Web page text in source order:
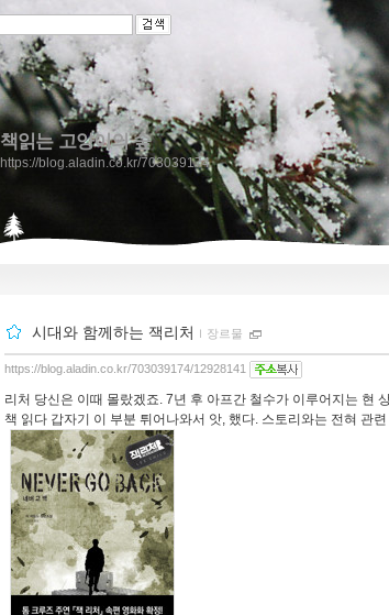
책읽는 고양이의 숲
https://blog.aladin.co.kr/703039174
시대와 함께하는 잭리처 ｌ 장르물
https://blog.aladin.co.kr/703039174/12928141
리처 당신은 이때 몰랐겠죠. 7년 후 아프간 철수가 이루어지는 현
책 읽다 갑자기 이 부분 튀어나와서 앗, 했다. 스토리와는 전혀 관